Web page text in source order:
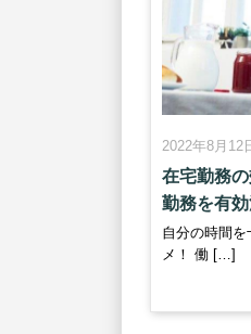
2022年8月12
在宅勤務
勤務を有
自分の時間
メ！ 働 […]